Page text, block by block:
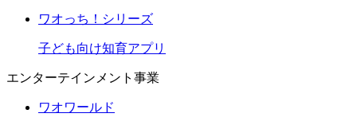
ワオっち！シリーズ
子ども向け知育アプリ
エンターテインメント事業
ワオワールド